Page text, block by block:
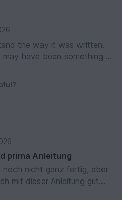
the way it was written.
may have been something I
prima Anleitung
noch nicht ganz fertig, aber
mit dieser Anleitung gut
toll aus. Danke!